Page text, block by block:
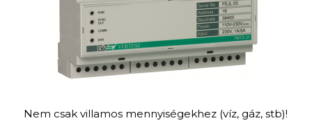
Nem csak villamos mennyiségekhez (víz, gáz, stb)!